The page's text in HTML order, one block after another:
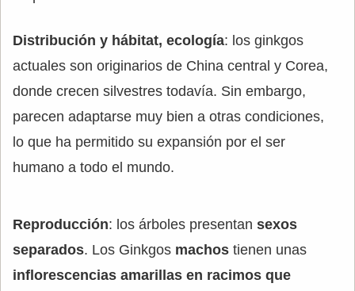
Distribución y hábitat, ecología: los ginkgos
actuales son originarios de China central y Corea,
donde crecen silvestres todavía. Sin embargo,
parecen adaptarse muy bien a otras condiciones,
lo que ha permitido su expansión por el ser
humano a todo el mundo.
Reproducción: los árboles presentan sexos
separados. Los Ginkgos machos tienen unas
inflorescencias amarillas en racimos que